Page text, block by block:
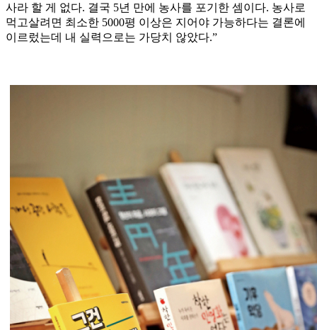
사라 할 게 없다. 결국 5년 만에 농사를 포기한 셈이다. 농사로
먹고살려면 최소한 5000평 이상은 지어야 가능하다는 결론에
이르렀는데 내 실력으로는 가당치 않았다.”